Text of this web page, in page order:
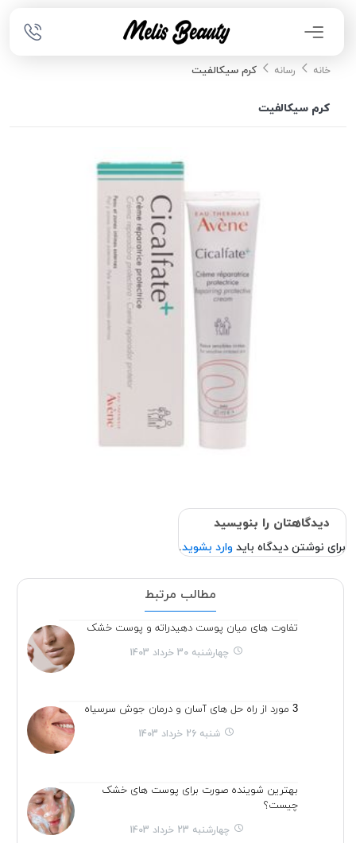
خانه رسانه کرم سیکالفیت
کرم سیکالفیت
دیدگاهتان را بنویسید
برای نوشتن دیدگاه باید وارد بشوید.
مطالب مرتبط
تفاوت های میان پوست دهیدراته و پوست خشک
چهارشنبه 30 خرداد 1403
3 مورد از راه حل های آسان و درمان جوش سرسیاه
شنبه 26 خرداد 1403
بهترین شوینده صورت برای پوست های خشک
چیست؟
چهارشنبه 23 خرداد 1403